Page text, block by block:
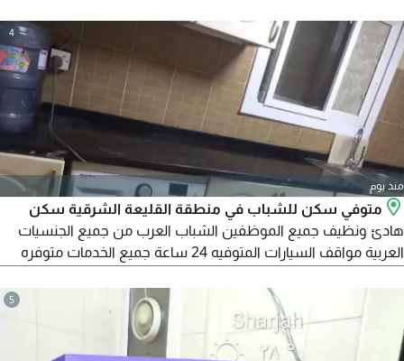
4
منذ يوم
متوفي سكن للشباب في منطقة القليعة الشرقية سكن
هادئ ونظيف جميع الموظفين الشباب العرب من جميع الجنسيات
العربية مواقف السيارات المتوفيه 24 ساعة جميع الخدمات متوفره
السيدات الشارقة خلف مستشفى السعودي الألماني خلف جمعية
السرير الدبل فوق علوي على 500 درهم السرير المفرد على 650 درهم
5